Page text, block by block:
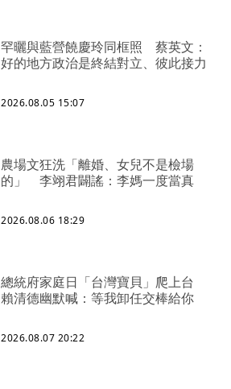
罕曬與藍營饒慶玲同框照 蔡英文：
好的地方政治是終結對立、彼此接力
2026.08.05 15:07
農場文狂洗「離婚、女兒不是檢場
的」 李翊君闢謠：李媽一度當真
2026.08.06 18:29
總統府家庭日「台灣寶貝」爬上台
賴清德幽默喊：等我卸任交棒給你
2026.08.07 20:22